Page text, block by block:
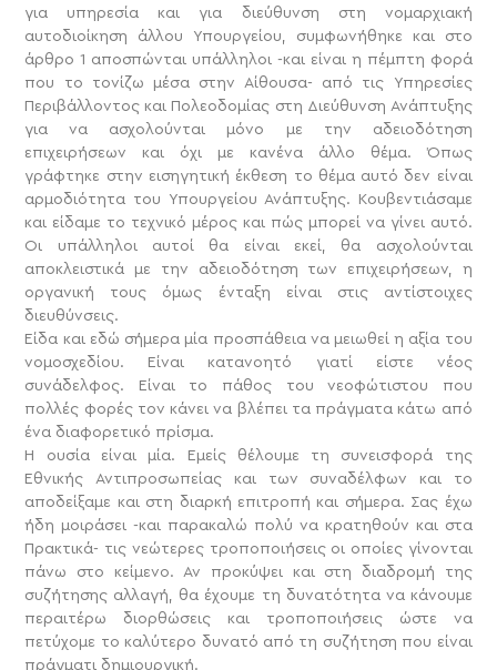
για υπηρεσία και για διεύθυνση στη νομαρχιακή
αυτοδιοίκηση άλλου Υπουργείου, συμφωνήθηκε και στο
άρθρο 1 αποσπώνται υπάλληλοι -και είναι η πέμπτη φορά
που το τονίζω μέσα στην Αίθουσα- από τις Υπηρεσίες
Περιβάλλοντος και Πολεοδομίας στη Διεύθυνση Ανάπτυξης
για να ασχολούνται μόνο με την αδειοδότηση
επιχειρήσεων και όχι με κανένα άλλο θέμα. Όπως
γράφτηκε στην εισηγητική έκθεση το θέμα αυτό δεν είναι
αρμοδιότητα του Υπουργείου Ανάπτυξης. Κουβεντιάσαμε
και είδαμε το τεχνικό μέρος και πώς μπορεί να γίνει αυτό.
Οι υπάλληλοι αυτοί θα είναι εκεί, θα ασχολούνται
αποκλειστικά με την αδειοδότηση των επιχειρήσεων, η
οργανική τους όμως ένταξη είναι στις αντίστοιχες
διευθύνσεις.
Είδα και εδώ σήμερα μία προσπάθεια να μειωθεί η αξία του
νομοσχεδίου. Είναι κατανοητό γιατί είστε νέος
συνάδελφος. Είναι το πάθος του νεοφώτιστου που
πολλές φορές τον κάνει να βλέπει τα πράγματα κάτω από
ένα διαφορετικό πρίσμα.
Η ουσία είναι μία. Εμείς θέλουμε τη συνεισφορά της
Εθνικής Αντιπροσωπείας και των συναδέλφων και το
αποδείξαμε και στη διαρκή επιτροπή και σήμερα. Σας έχω
ήδη μοιράσει -και παρακαλώ πολύ να κρατηθούν και στα
Πρακτικά- τις νεώτερες τροποποιήσεις οι οποίες γίνονται
πάνω στο κείμενο. Αν προκύψει και στη διαδρομή της
συζήτησης αλλαγή, θα έχουμε τη δυνατότητα να κάνουμε
περαιτέρω διορθώσεις και τροποποιήσεις ώστε να
πετύχομε το καλύτερο δυνατό από τη συζήτηση που είναι
πράγματι δημιουργική.